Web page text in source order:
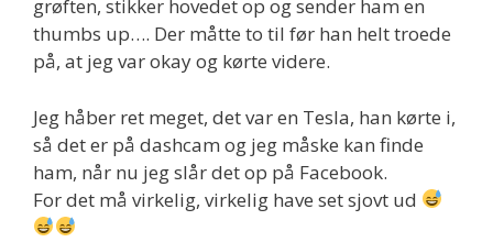
grøften, stikker hovedet op og sender ham en
thumbs up…. Der måtte to til før han helt troede
på, at jeg var okay og kørte videre.
Jeg håber ret meget, det var en Tesla, han kørte i,
så det er på dashcam og jeg måske kan finde
ham, når nu jeg slår det op på Facebook.
For det må virkelig, virkelig have set sjovt ud